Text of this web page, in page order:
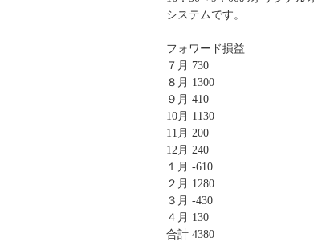
システムです。
フォワード損益
７月 730
８月 1300
９月 410
10月 1130
11月 200
12月 240
１月 -610
２月 1280
３月 -430
４月 130
合計 4380